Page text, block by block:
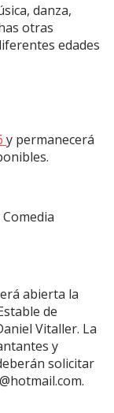
danza,
otras
edades
y permanecerá
abierta la
de
Vitaller. La
y
solicitar
.